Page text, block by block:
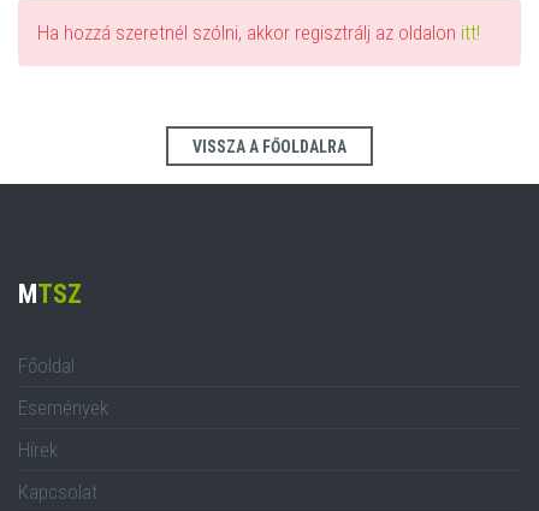
Ha hozzá szeretnél szólni, akkor regisztrálj az oldalon itt!
VISSZA A FŐOLDALRA
MTSZ
Főoldal
Események
Hírek
Kapcsolat